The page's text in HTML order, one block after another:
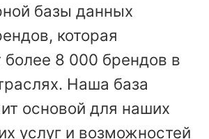
базы данных
которая
более 8 000 брендов в
Наша база
основой для наших
услуг и возможностей